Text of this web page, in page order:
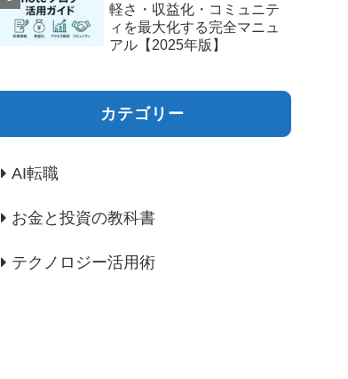
軽さ・収益化・コミュニテ
ィを最大化する完全マニュ
アル【2025年版】
カテゴリー
AI転職
お金と投資の教科書
テクノロジー活用術